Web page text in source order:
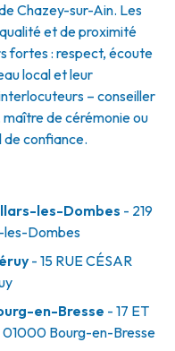
Chazey-sur-Ain. Les
et de proximité
fortes : respect, écoute
local et leur
– conseiller
de cérémonie ou
de confiance.
les-Dombes - 219
les-Dombes
- 15 RUE CÉSAR
en-Bresse - 17 ET
01000 Bourg-en-Bresse